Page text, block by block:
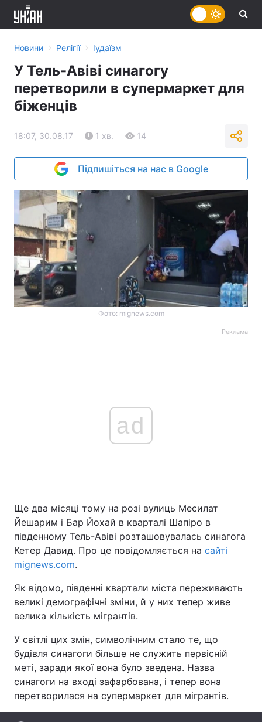
Україна Політика
Спорт Наука
Техно і зв'язок Лайт
Зброя Інциденти
Новини › Релігії › Іудаїзм
У Тель-Авіві синагогу
перетворили в супермаркет для
біженців
18:07, 30.08.17 1 хв. 14
Підпишіться на нас в Google
Фото: mignews.com
Реклама
ad
Ще два місяці тому на розі вулиць Месилат
Йешарим і Бар Йохай в кварталі Шапіро в
південному Тель-Авіві розташовувалась синагога
Кетер Давид. Про це повідомляється на сайті
mignews.com.
Як відомо, південні квартали міста переживають
великі демографічні зміни, й у них тепер живе
велика кількість мігрантів.
У світлі цих змін, символічним стало те, що
будівля синагоги більше не служить первісній
меті, заради якої вона було зведена. Назва
синагоги на вході зафарбована, і тепер вона
перетворилася на супермаркет для мігрантів.